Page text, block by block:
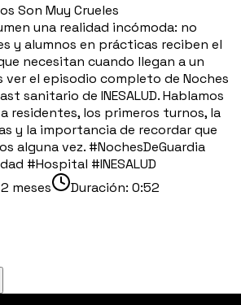
Son Muy Crueles
una realidad incómoda: no
y alumnos en prácticas reciben el
necesitan cuando llegan a un
ver el episodio completo de Noches
sanitario de INESALUD. Hablamos
residentes, los primeros turnos, la
y la importancia de recordar que
alguna vez. #NochesDeGuardia
#Hospital #INESALUD
meses Duración: 0:52